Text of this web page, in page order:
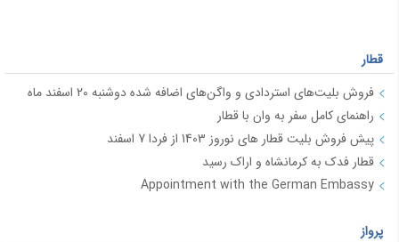
قطار
فروش بلیت‌های استردادی و واگن‌های اضافه شده دوشنبه 20 اسفند ماه
راهنمای کامل سفر به وان با قطار
پیش فروش بلیت قطار های نوروز 1403 از فردا 7 اسفند
قطار فدک به کرمانشاه و اراک رسید
Appointment with the German Embassy
پرواز